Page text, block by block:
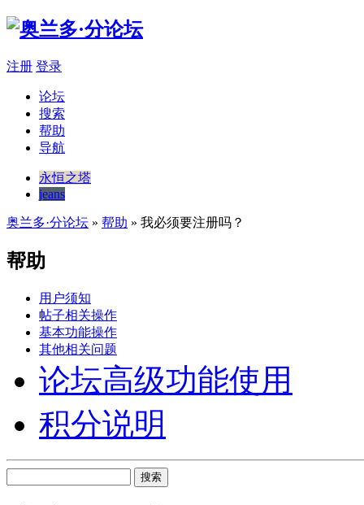
注册 登录
论坛
搜索
帮助
导航
永恒之塔
jeans
奥兰多·分论坛 » 帮助 » 我必须要注册吗？
帮助
用户须知
帖子相关操作
基本功能操作
其他相关问题
论坛高级功能使用
积分说明
搜索